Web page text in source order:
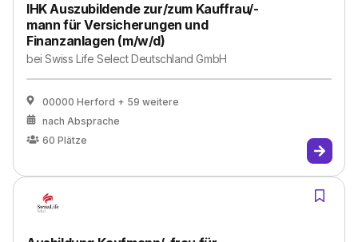
IHK Auszubildende zur/zum Kauffrau/-
mann für Versicherungen und
Finanzanlagen (m/w/d)
beiSwiss Life Select Deutschland GmbH
00000 Herford + 59 weitere
nach Absprache
60 Plätze